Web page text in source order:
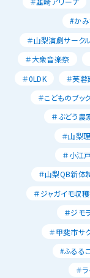
#かみ
＃山梨演劇サークル
＃大衆音楽祭
＃0LDK
＃芙蓉
＃こどものブッ
＃ぶどう農
＃山梨
＃小江
＃山梨QB新体
＃ジャガイモ収
＃ジモ
＃甲斐市サ
#ふるる
＃